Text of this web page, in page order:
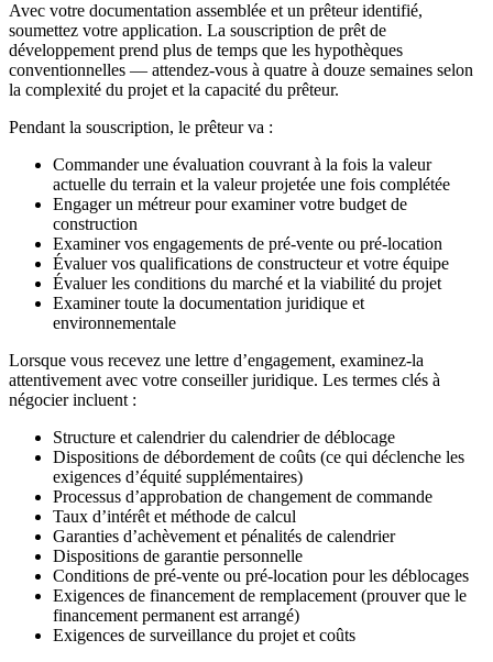
Avec votre documentation assemblée et un prêteur identifié,
soumettez votre application. La souscription de prêt de
développement prend plus de temps que les hypothèques
conventionnelles — attendez-vous à quatre à douze semaines selon
la complexité du projet et la capacité du prêteur.
Pendant la souscription, le prêteur va :
Commander une évaluation couvrant à la fois la valeur
actuelle du terrain et la valeur projetée une fois complétée
Engager un métreur pour examiner votre budget de
construction
Examiner vos engagements de pré-vente ou pré-location
Évaluer vos qualifications de constructeur et votre équipe
Évaluer les conditions du marché et la viabilité du projet
Examiner toute la documentation juridique et
environnementale
Lorsque vous recevez une lettre d’engagement, examinez-la
attentivement avec votre conseiller juridique. Les termes clés à
négocier incluent :
Structure et calendrier du calendrier de déblocage
Dispositions de débordement de coûts (ce qui déclenche les
exigences d’équité supplémentaires)
Processus d’approbation de changement de commande
Taux d’intérêt et méthode de calcul
Garanties d’achèvement et pénalités de calendrier
Dispositions de garantie personnelle
Conditions de pré-vente ou pré-location pour les déblocages
Exigences de financement de remplacement (prouver que le
financement permanent est arrangé)
Exigences de surveillance du projet et coûts